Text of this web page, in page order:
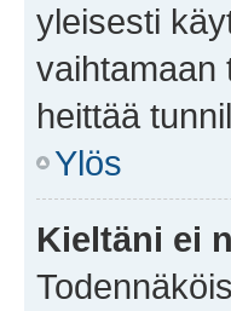
yleisesti
vaihtamaan
heittää
Ylös
Kieltäni ei